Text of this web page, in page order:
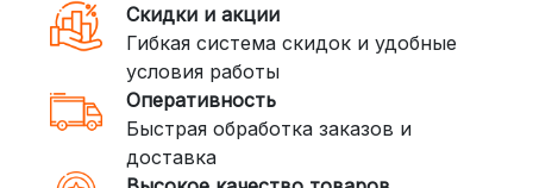
Скидки и акции
Гибкая система скидок и удобные
условия работы
Оперативность
Быстрая обработка заказов и
доставка